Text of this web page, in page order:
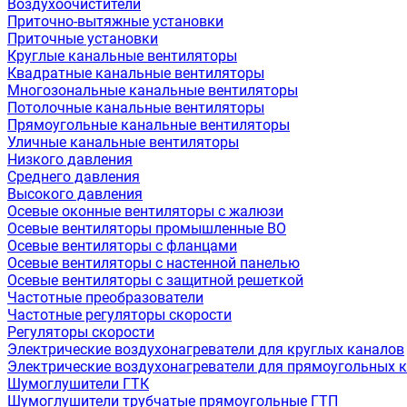
Воздухоочистители
Приточно-вытяжные установки
Приточные установки
Круглые канальные вентиляторы
Квадратные канальные вентиляторы
Многозональные канальные вентиляторы
Потолочные канальные вентиляторы
Прямоугольные канальные вентиляторы
Уличные канальные вентиляторы
Низкого давления
Среднего давления
Высокого давления
Осевые оконные вентиляторы с жалюзи
Осевые вентиляторы промышленные ВО
Осевые вентиляторы с фланцами
Осевые вентиляторы с настенной панелью
Осевые вентиляторы с защитной решеткой
Частотные преобразователи
Частотные регуляторы скорости
Регуляторы скорости
Электрические воздухонагреватели для круглых каналов
Электрические воздухонагреватели для прямоугольных
Шумоглушители ГТК
Шумоглушители трубчатые прямоугольные ГТП